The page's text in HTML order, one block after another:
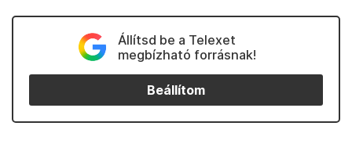
Állítsd be a Telexet
megbízható forrásnak!
Beállítom